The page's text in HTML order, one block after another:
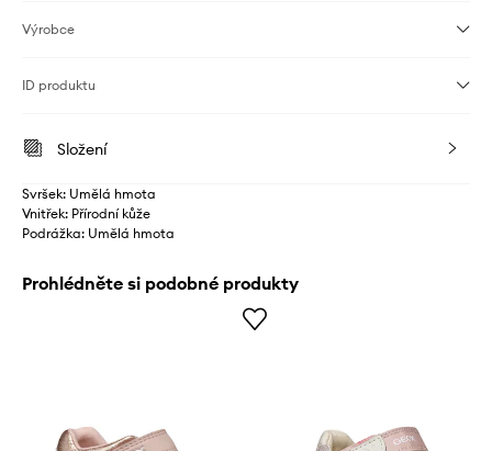
Výrobce
ID produktu
Složení
Svršek: Umělá hmota
Vnitřek: Přírodní kůže
Podrážka: Umělá hmota
Prohlédněte si podobné produkty